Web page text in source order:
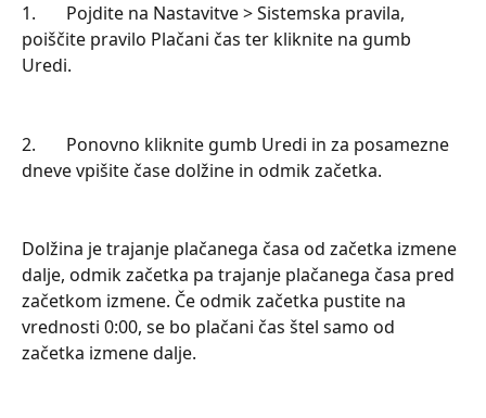
1.       Pojdite na Nastavitve > Sistemska pravila,
poiščite pravilo Plačani čas ter kliknite na gumb
Uredi.
2.       Ponovno kliknite gumb Uredi in za posamezne
dneve vpišite čase dolžine in odmik začetka.
Dolžina je trajanje plačanega časa od začetka izmene
dalje, odmik začetka pa trajanje plačanega časa pred
začetkom izmene. Če odmik začetka pustite na
vrednosti 0:00, se bo plačani čas štel samo od
začetka izmene dalje.